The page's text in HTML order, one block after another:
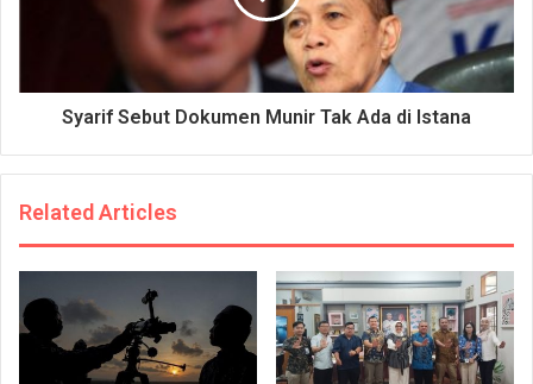
Syarif Sebut Dokumen Munir Tak Ada di Istana
Related Articles